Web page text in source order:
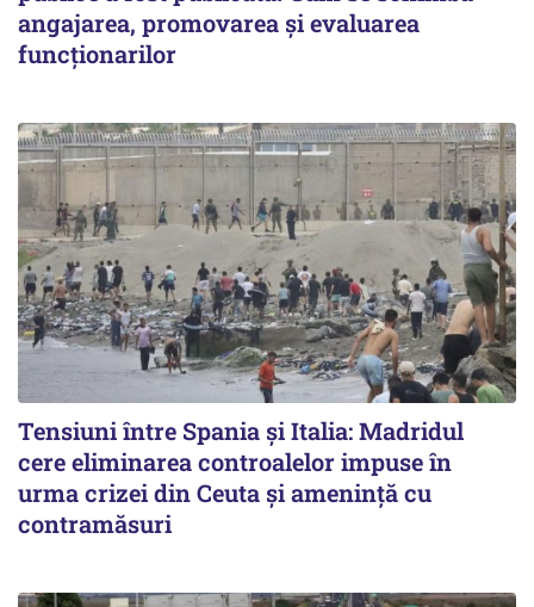
angajarea, promovarea și evaluarea
funcționarilor
Tensiuni între Spania și Italia: Madridul
cere eliminarea controalelor impuse în
urma crizei din Ceuta și amenință cu
contramăsuri